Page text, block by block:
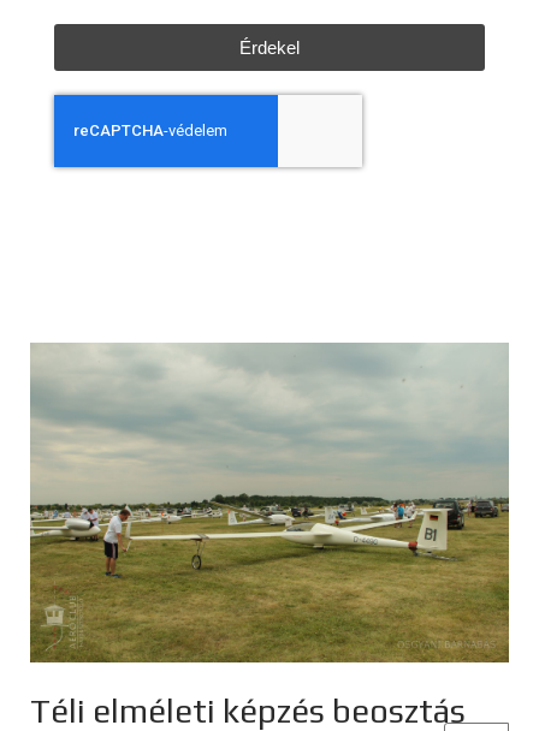
Érdekel
Téli elméleti képzés beosztás